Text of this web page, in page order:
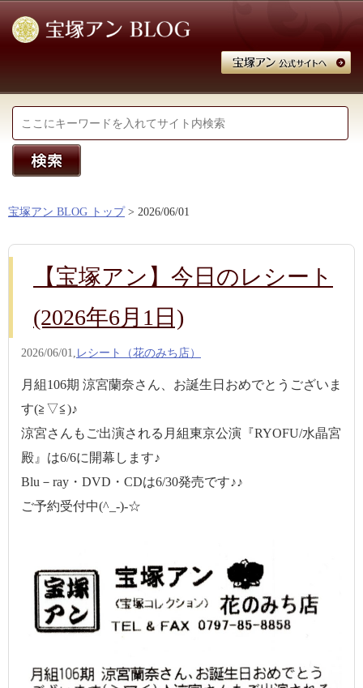
宝塚アン BLOG トップ > 2026/06/01
【宝塚アン】今日のレシート
(2026年6月1日)
2026/06/01, レシート（花のみち店）
月組106期 涼宮蘭奈さん、お誕生日おめでとうございま
す(≧▽≦)♪
涼宮さんもご出演される月組東京公演『RYOFU/水晶宮
殿』は6/6に開幕します♪
Blu－ray・DVD・CDは6/30発売です♪♪
ご予約受付中(^_-)-☆